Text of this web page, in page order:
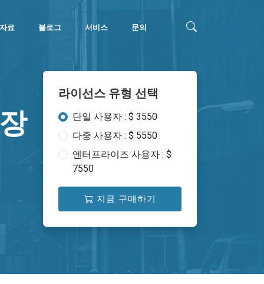
료 블로그 서비스 문의
라이선스 유형 선택
단일 사용자 : $ 3550
다중 사용자 : $ 5550
엔터프라이즈 사용자 : $
7550
지금 구매하기